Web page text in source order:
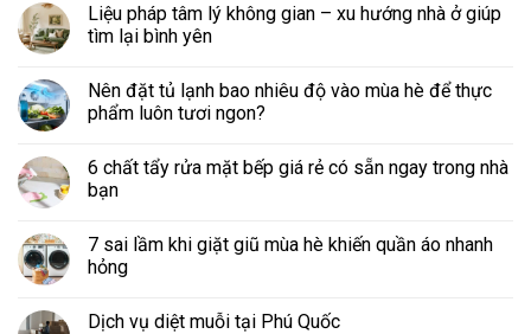
Liệu pháp tâm lý không gian – xu hướng nhà ở giúp
tìm lại bình yên
Nên đặt tủ lạnh bao nhiêu độ vào mùa hè để thực
phẩm luôn tươi ngon?
6 chất tẩy rửa mặt bếp giá rẻ có sẵn ngay trong nhà
bạn
7 sai lầm khi giặt giũ mùa hè khiến quần áo nhanh
hỏng
Dịch vụ diệt muỗi tại Phú Quốc